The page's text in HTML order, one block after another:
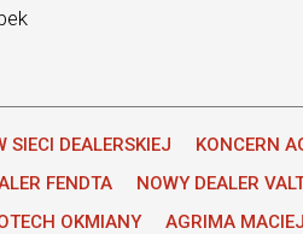
SIECI DEALERSKIEJ KONCERN
FENDTA
NOWY DEALER
OKMIANY
AGRIMA